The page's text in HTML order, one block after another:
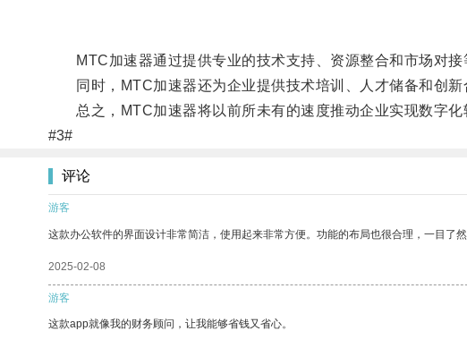
MTC加速器通过提供专业的技术支持、资源整合和市场对接
同时，MTC加速器还为企业提供技术培训、人才储备和创新
总之，MTC加速器将以前所未有的速度推动企业实现数字化
#3#
评论
游客
这款办公软件的界面设计非常简洁，使用起来非常方便。功能的布局也很合理，一目了然
2025-02-08
游客
这款app就像我的财务顾问，让我能够省钱又省心。